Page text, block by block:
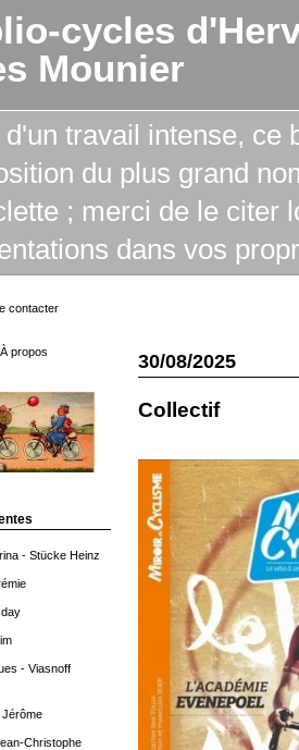
cycles
Mounier
d'un travail intense, ce
du plus grand
; merci de le citer
dans vos
contacter
À propos
- Stücke Heinz
- Viasnoff
Christophe
30/08/2025
Collectif